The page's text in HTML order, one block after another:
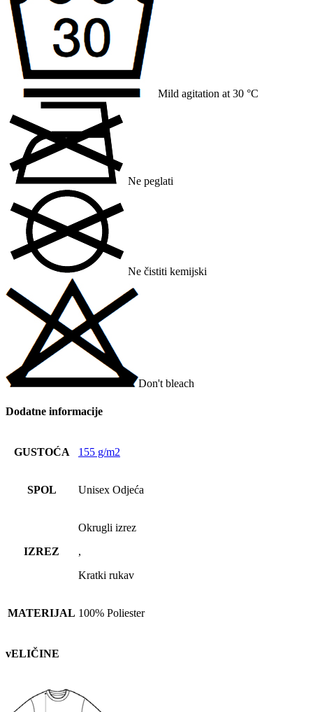
Mild agitation at 30 °C
Ne peglati
Ne čistiti kemijski
Don't bleach
Dodatne informacije
GUSTOĆA 155 g/m2
SPOL Unisex Odjeća
IZREZ
Okrugli izrez
,
Kratki rukav
MATERIJAL 100% Poliester
vELIČINE